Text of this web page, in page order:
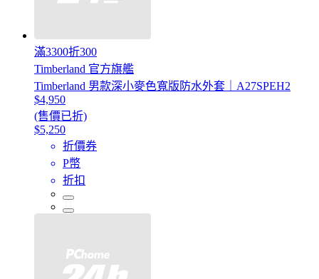
滿3300折300
Timberland 官方旗艦
Timberland 男款深小麥色寬版防水外套｜A27SPEH2
$4,950
(售價已折)
$5,250
折價券
P幣
折扣